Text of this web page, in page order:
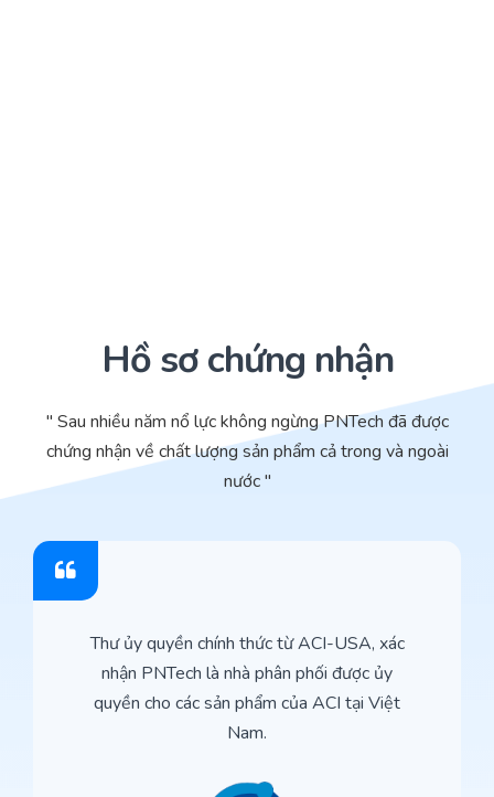
Hồ sơ chứng nhận
" Sau nhiều năm nổ lực không ngừng PNTech đã được
chứng nhận về chất lượng sản phẩm cả trong và ngoài
nước "
Thư ủy quyền chính thức từ ACI-USA, xác
nhận PNTech là nhà phân phối được ủy
quyền cho các sản phẩm của ACI tại Việt
Nam.